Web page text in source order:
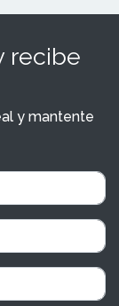
recibe
y mantente